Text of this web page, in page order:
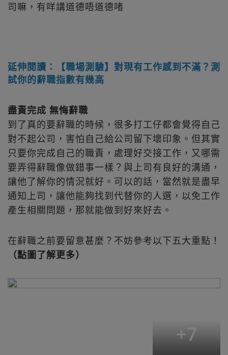
司嘛，有咩講道德唔道德啫
延伸閱讀：【職場測驗】對現有工作感到不滿？測
試你的辭職指數有幾高
盡責完成 無悔辭職
到了真的要辭職的時候，很多打工仔都會覺得自己
對不起公司，害怕自己給公司留下壞印象。但其實
只要你完成自己的職責，處理好交接工作，又哪需
要弄得辭職像做錯事一樣？與上司有良好的溝通，
讓他了解你的情況就好。可以的話，當然就是盡早
通知上司，讓他能夠找到代替你的人選，以免工作
產生相關問題，那就能做到好來好去。
在辭職之前要留意甚麼？不妨參考以下五大重點！
（點圖了解更多）
+7